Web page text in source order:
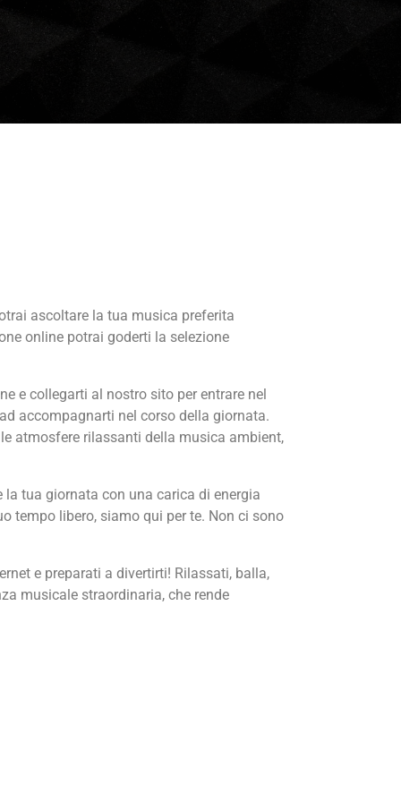
ascoltare la tua musica preferita
online potrai goderti la selezione
e collegarti al nostro sito per entrare nel
accompagnarti nel corso della giornata.
atmosfere rilassanti della musica ambient,
tua giornata con una carica di energia
tempo libero, siamo qui per te. Non ci sono
e preparati a divertirti! Rilassati, balla,
musicale straordinaria, che rende